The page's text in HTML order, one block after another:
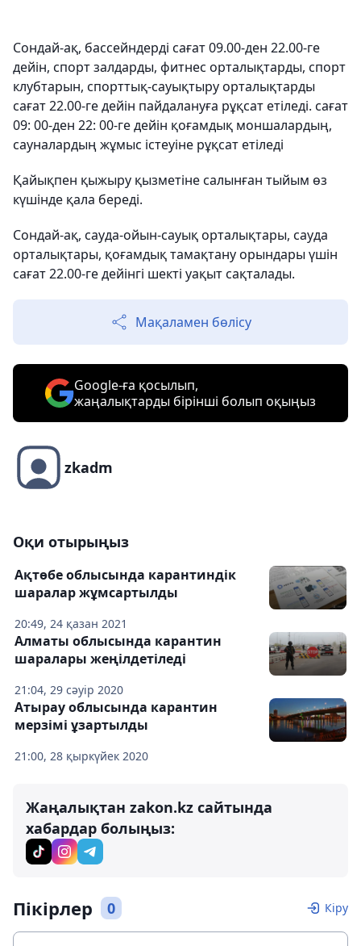
Сондай-ақ, бассейндерді сағат 09.00-ден 22.00-ге
дейін, спорт залдарды, фитнес орталықтарды, спорт
клубтарын, спорттық-сауықтыру орталықтарды
сағат 22.00-ге дейін пайдалануға рұқсат етіледі. сағат
09: 00-ден 22: 00-ге дейін қоғамдық моншалардың,
сауналардың жұмыс істеуіне рұқсат етіледі
Қайықпен қыжыру қызметіне салынған тыйым өз
күшінде қала береді.
Сондай-ақ, сауда-ойын-сауық орталықтары, сауда
орталықтары, қоғамдық тамақтану орындары үшін
сағат 22.00-ге дейінгі шекті уақыт сақталады.
Мақаламен бөлісу
Google-ға қосылып,
жаңалықтарды бірінші болып оқыңыз
zkadm
Оқи отырыңыз
20:49, 24 қазан 2021
Ақтөбе облысында карантиндік
шаралар жұмсартылды
21:04, 29 сәуір 2020
Алматы облысында карантин
шаралары жеңілдетіледі
21:00, 28 қыркүйек 2020
Атырау облысында карантин
мерзімі ұзартылды
Жаңалықтан zakon.kz сайтында
хабардар болыңыз:
Пікірлер 0 Кіру